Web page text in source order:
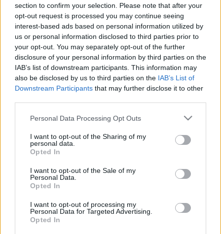
section to confirm your selection. Please note that after your
opt-out request is processed you may continue seeing
interest-based ads based on personal information utilized by
us or personal information disclosed to third parties prior to
your opt-out. You may separately opt-out of the further
disclosure of your personal information by third parties on the
IAB’s list of downstream participants. This information may
also be disclosed by us to third parties on the IAB’s List of
Downstream Participants that may further disclose it to other
Please note that this website/app uses one or more Google
not limited to your visit or usage behaviour. You may click to
grant or deny consent to Google and its third-party tags to
use your data for below specified purposes in below Google
consent section.
Personal Data Processing Opt Outs
I want to opt-out of the Sharing of my
personal data.
Opted In
I want to opt-out of the Sale of my
Personal Data.
Opted In
I want to opt-out of processing my
Personal Data for Targeted Advertising.
Opted In
#allergia #influenza#cukorbetegség
#orvosmeteorológia#vérnyomás#stroke#rákbetegség
#pajzsmirigy#reflux#ekcéma#herpesz
Regisztráció
Hepatológia